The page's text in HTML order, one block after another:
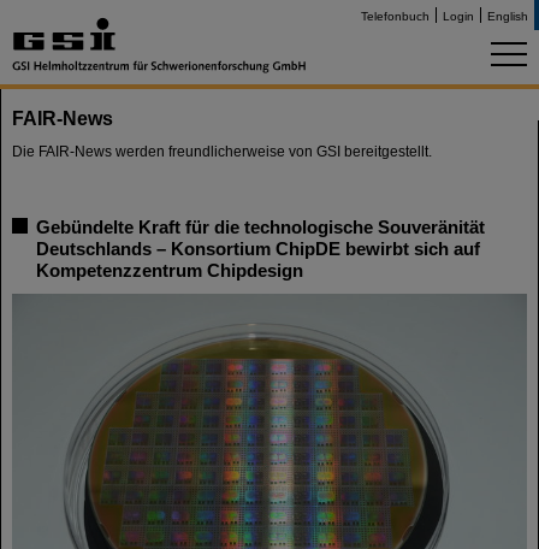
Telefonbuch Login English
FAIR-News
Die FAIR-News werden freundlicherweise von GSI bereitgestellt.
Gebündelte Kraft für die technologische Souveränität
Deutschlands – Konsortium ChipDE bewirbt sich auf
Kompetenzzentrum Chipdesign